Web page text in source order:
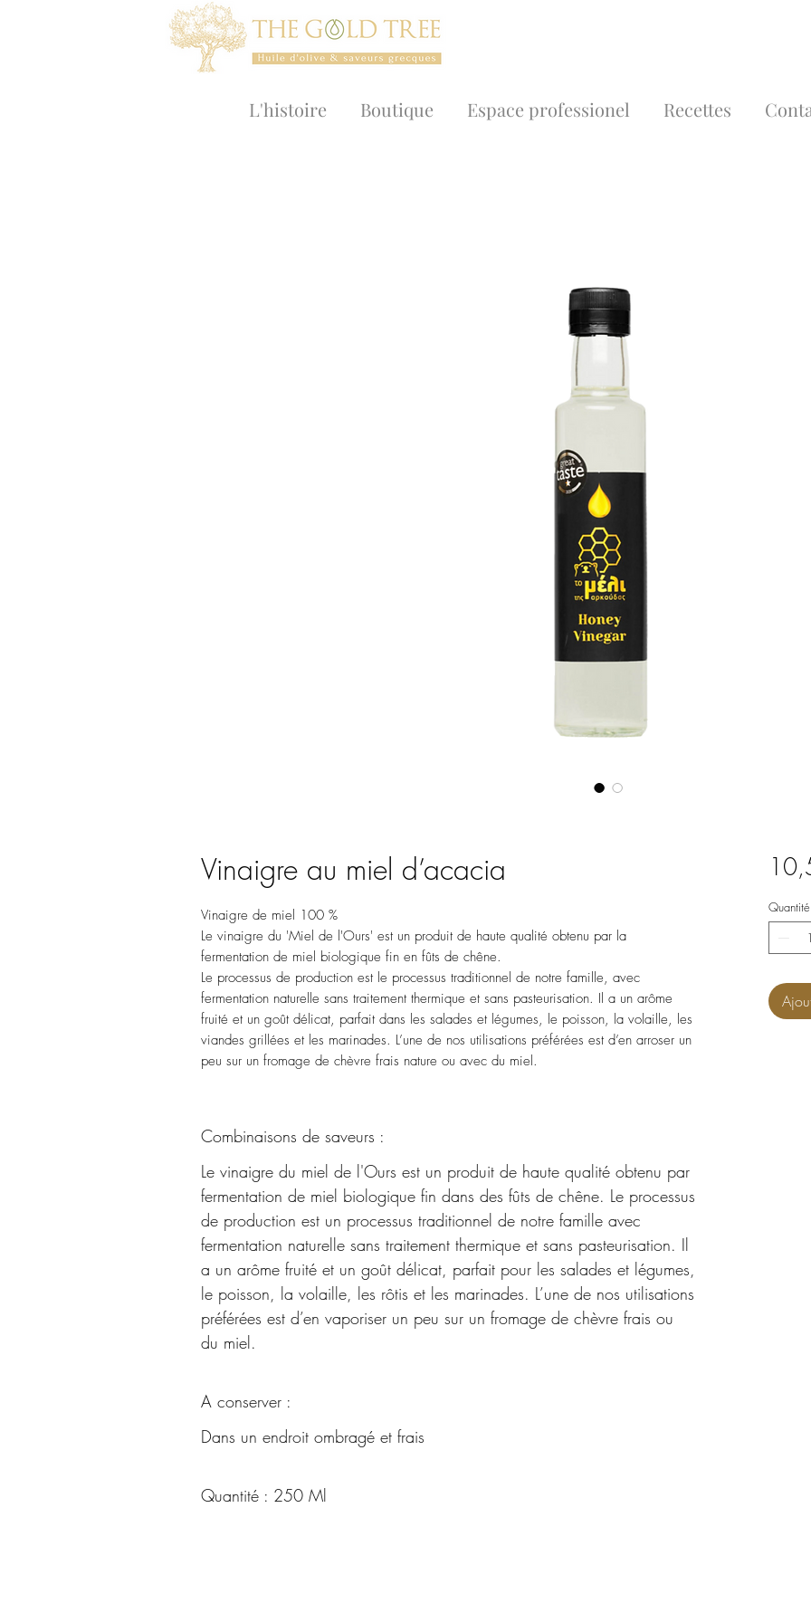
L'histoire Boutique Espace professionel Recettes
Vinaigre au miel d’acacia
Vinaigre de miel 100 %
Le vinaigre du 'Miel de l'Ours' est un produit de haute qualité obtenu par la
fermentation de miel biologique fin en fûts de chêne.
Le processus de production est le processus traditionnel de notre famille, avec
fermentation naturelle sans traitement thermique et sans pasteurisation. Il a un arôme
fruité et un goût délicat, parfait dans les salades et légumes, le poisson, la volaille, les
viandes grillées et les marinades. L’une de nos utilisations préférées est d’en arroser un
peu sur un fromage de chèvre frais nature ou avec du miel.
Combinaisons de saveurs :
Le vinaigre du miel de l'Ours est un produit de haute qualité obtenu par
fermentation de miel biologique fin dans des fûts de chêne. Le processus
de production est un processus traditionnel de notre famille avec
fermentation naturelle sans traitement thermique et sans pasteurisation. Il
a un arôme fruité et un goût délicat, parfait pour les salades et légumes,
le poisson, la volaille, les rôtis et les marinades. L’une de nos utilisations
préférées est d’en vaporiser un peu sur un fromage de chèvre frais ou
du miel.
A conserver :
Dans un endroit ombragé et frais
Quantité : 250 Ml
Quantité